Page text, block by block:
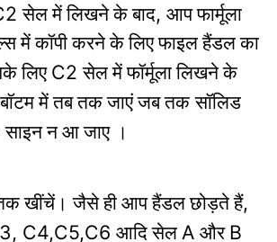
सेल में लिखने के बाद, आप फार्मूला
में कॉपी करने के लिए फाइल हैंडल का
लिए C2सेल में फॉर्मूला लिखने के
में तब तक जाएं जब तक सॉलिड
साइन न आ जाए ।
खींचें। जैसे ही आप हैंडल छोड़ते हैं,
C4,C5,C6 आदि सेल A और B